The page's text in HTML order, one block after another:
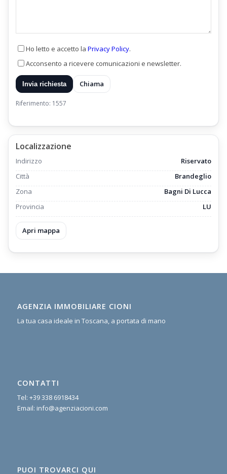
Ho letto e accetto la Privacy Policy.
Acconsento a ricevere comunicazioni e newsletter.
Invia richiesta Chiama
Riferimento: 1557
Localizzazione
Indirizzo
Riservato
Città
Brandeglio
Zona
Bagni Di Lucca
Provincia
LU
Apri mappa
AGENZIA IMMOBILIARE CIONI
La tua casa ideale in Toscana, a portata di mano
CONTATTI
Tel: +39 338 6918434
Email: info@agenziacioni.com
PUOI TROVARCI QUI